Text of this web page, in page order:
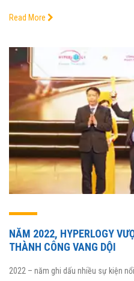
Read More
NĂM 2022, HYPERLOGY
THÀNH CÔNG VANG DỘI
2022 – năm ghi dấu nhiều sự kiện